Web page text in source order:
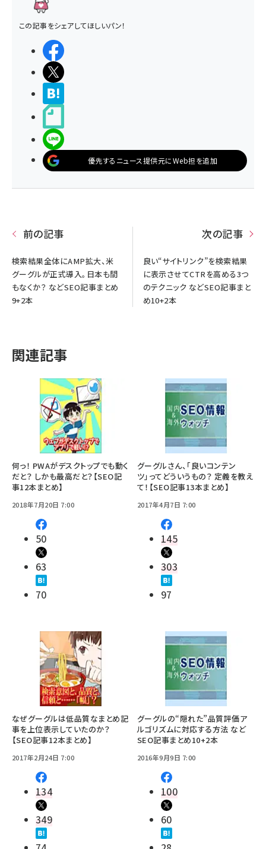
この記事をシェアしてほしいパン！
優先するニュース提供元にWeb担を追加
前の記事
検索結果全体にAMP拡大、米
グーグルが正式導入。日本も間
もなくか？ などSEO記事まとめ
9+2本
次の記事
良い“サイトリンク”を検索結果
に表示させてCTRを高める3つ
のテクニック などSEO記事まと
め10+2本
関連記事
何っ！ PWAがデスクトップでも動く
だと？ しかも最高だと？【SEO記
事12本まとめ】
2018年7月20日 7:00
50
63
70
グーグルさん、「良いコンテン
ツ」ってどういうもの？ 定義を教え
て！【SEO記事13本まとめ】
2017年4月7日 7:00
145
303
97
なぜグーグルは低品質なまとめ記
事を上位表示していたのか？
【SEO記事12本まとめ】
2017年2月24日 7:00
134
349
グーグルの“隠れた”品質評価ア
ルゴリズムに対応する方法 など
SEO記事まとめ10+2本
2016年9月9日 7:00
100
60